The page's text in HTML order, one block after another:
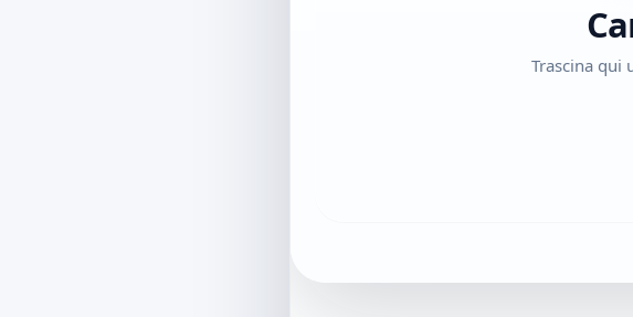
Trascina qui